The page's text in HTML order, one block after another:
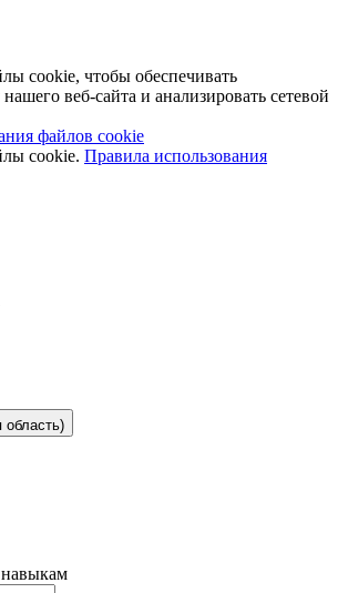
cookie, чтобы обеспечивать
веб-сайта и анализировать сетевой
файлов cookie
cookie. Правила использования
область)